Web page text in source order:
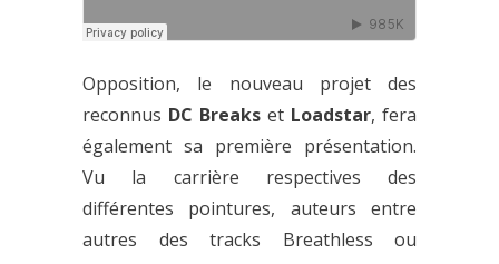
Opposition, le nouveau projet des
reconnus DC Breaks et Loadstar, fera
également sa première présentation.
Vu la carrière respectives des
différentes pointures, auteurs entre
autres des tracks Breathless ou